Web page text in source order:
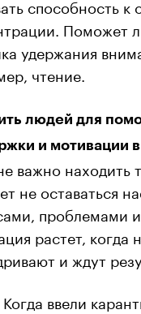
способность к
Поможет
удержания
чтение.
людей для
и мотивации
важно находить
не оставаться
проблемами
растет, когда
и ждут
Когда ввели